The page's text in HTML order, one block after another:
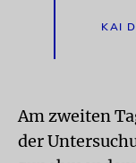
KAI
Am zweiten
der